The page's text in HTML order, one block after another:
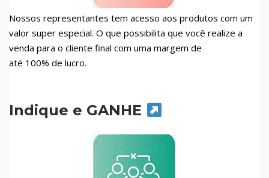
Nossos representantes tem acesso aos produtos com um
valor super especial. O que possibilita que você realize a
venda para o cliente final com uma margem de
até 100% de lucro.
Indique e GANHE